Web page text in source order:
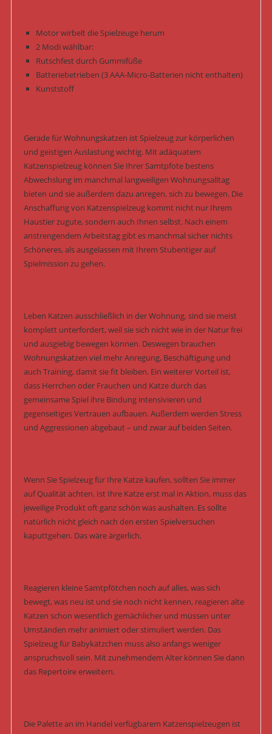
Motor wirbelt die Spielzeuge herum
2 Modi wählbar:
Rutschfest durch Gummifüße
Batteriebetrieben (3 AAA-Micro-Batterien nicht enthalten)
Kunststoff
Gerade für Wohnungskatzen ist Spielzeug zur körperlichen
und geistigen Auslastung wichtig. Mit adäquatem
Katzenspielzeug können Sie Ihrer Samtpfote bestens
Abwechslung im manchmal langweiligen Wohnungsalltag
bieten und sie außerdem dazu anregen, sich zu bewegen. Die
Anschaffung von Katzenspielzeug kommt nicht nur Ihrem
Haustier zugute, sondern auch Ihnen selbst. Nach einem
anstrengendem Arbeitstag gibt es manchmal sicher nichts
Schöneres, als ausgelassen mit Ihrem Stubentiger auf
Spielmission zu gehen.
Leben Katzen ausschließlich in der Wohnung, sind sie meist
komplett unterfordert, weil sie sich nicht wie in der Natur frei
und ausgiebig bewegen können. Deswegen brauchen
Wohnungskatzen viel mehr Anregung, Beschäftigung und
auch Training, damit sie fit bleiben. Ein weiterer Vorteil ist,
dass Herrchen oder Frauchen und Katze durch das
gemeinsame Spiel ihre Bindung intensivieren und
gegenseitiges Vertrauen aufbauen. Außerdem werden Stress
und Aggressionen abgebaut – und zwar auf beiden Seiten.
Wenn Sie Spielzeug für Ihre Katze kaufen, sollten Sie immer
auf Qualität achten. Ist Ihre Katze erst mal in Aktion, muss das
jeweilige Produkt oft ganz schön was aushalten. Es sollte
natürlich nicht gleich nach den ersten Spielversuchen
kaputtgehen. Das wäre ärgerlich.
Reagieren kleine Samtpfötchen noch auf alles, was sich
bewegt, was neu ist und sie noch nicht kennen, reagieren alte
Katzen schon wesentlich gemächlicher und müssen unter
Umständen mehr animiert oder stimuliert werden. Das
Spielzeug für Babykätzchen muss also anfangs weniger
anspruchsvoll sein. Mit zunehmendem Alter können Sie dann
das Repertoire erweitern.
Die Palette an im Handel verfügbarem Katzenspielzeugen ist